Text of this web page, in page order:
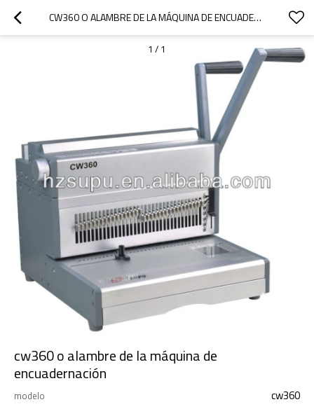
CW360 O ALAMBRE DE LA MÁQUINA DE ENCUADERNACIÓN
1 / 1
cw360 o alambre de la máquina de
encuadernación
modelo cw360